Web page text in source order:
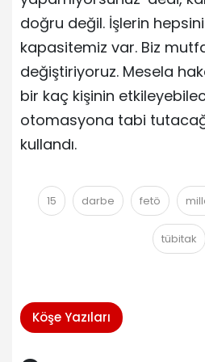
doğru değil. İşlerin
kapasitemiz var. Biz
değiştiriyoruz. Mesela
bir kaç kişinin
otomasyona tabi
kullandı.
15 darbe fetö
tübitak
Köşe Yazıları